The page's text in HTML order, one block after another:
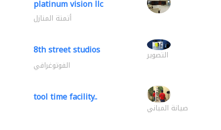
platinum vision llc
أتمتة المنازل
8th street studios التصوير
الفوتوغرافي
tool time facility..
صيانة المباني